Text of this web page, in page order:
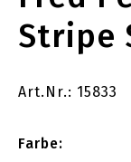
Stripe
Art.Nr.: 15833
Farbe: